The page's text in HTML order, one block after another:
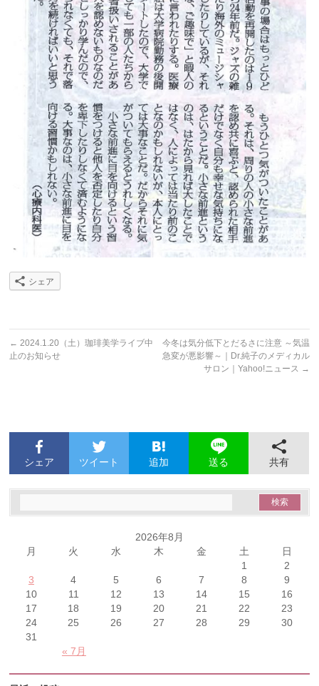
シェア
← 2024.1.20（土）珈琲美学ライブ中
止のお知らせ
今冬は気分低下とだるさに注意 ～気温
急変が悪影響～｜Dr.純子のメディカル
サロン｜Yahoo!ニュース →
シェア ツイート 追加 送る 共有
2026年8月
月
火 水 木 金 土 日
« 7月
1
2
3
4 5 6 7 8
9
10
11 12 13 14 15
16
17
18 19 20 21 22
23
24
25 26 27 28 29
30
31